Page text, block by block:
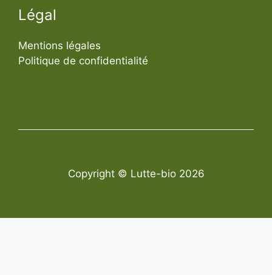
Légal
Mentions légales
Politique de confidentialité
Copyright © Lutte-bio 2026